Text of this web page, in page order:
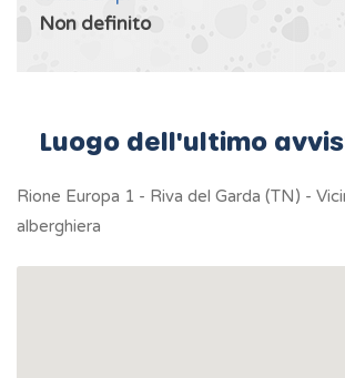
Non definito
Luogo dell'ultimo
Rione Europa 1 - Riva del Garda (TN) -
alberghiera